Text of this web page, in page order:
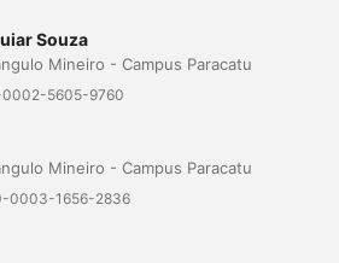
Souza
Mineiro - Campus Paracatu
5605-9760
Mineiro - Campus Paracatu
0003-1656-2836